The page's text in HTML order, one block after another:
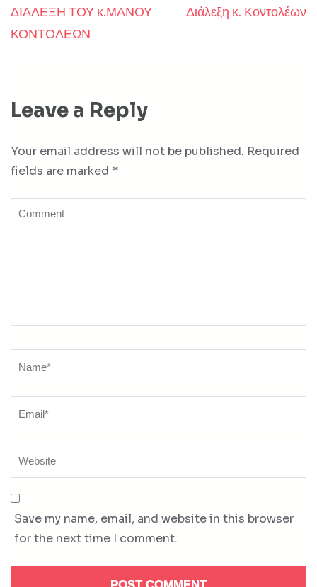
Post
ΔΙΑΛΕΞΗ ΤΟΥ κ.ΜΑΝΟΥ
ΚΟΝΤΟΛΕΩΝ
Διάλεξη κ. Κοντολέων
Leave a Reply
Your email address will not be published. Required
fields are marked *
Comment
Save my name, email, and website in this browser
for the next time I comment.